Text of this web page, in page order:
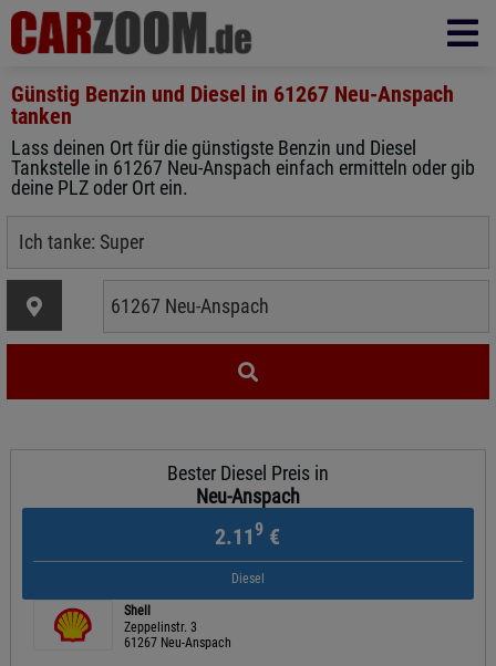
Günstig Benzin und Diesel in 61267 Neu-Anspach
tanken
Lass deinen Ort für die günstigste Benzin und Diesel
Tankstelle in 61267 Neu-Anspach einfach ermitteln oder gib
deine PLZ oder Ort ein.
Bester Diesel Preis in
Neu-Anspach
2.119 €
Diesel
Shell
Zeppelinstr. 3
61267 Neu-Anspach